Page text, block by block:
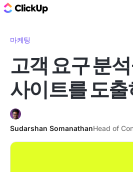
마케팅
고객 요구 분
사이트를 도
Sudarshan SomanathanHead of